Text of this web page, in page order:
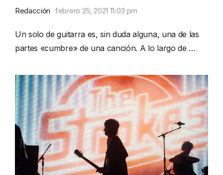
Redacción febrero 25, 2021 11:03 pm
Un solo de guitarra es, sin duda alguna, una de las
partes «cumbre» de una canción. A lo largo de …